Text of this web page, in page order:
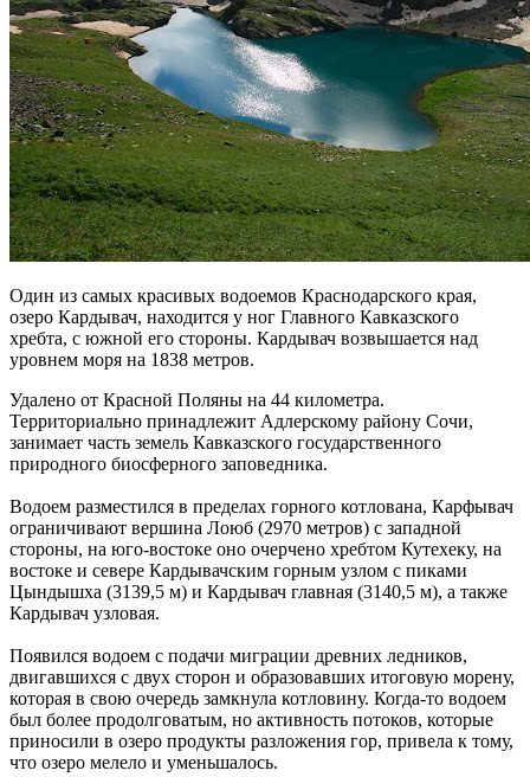
Один из самых красивых водоемов Краснодарского края,
озеро Кардывач, находится у ног Главного Кавказского
хребта, с южной его стороны. Кардывач возвышается над
уровнем моря на 1838 метров.
Удалено от Красной Поляны на 44 километра.
Территориально принадлежит Адлерскому району Сочи,
занимает часть земель Кавказского государственного
природного биосферного заповедника.
Водоем разместился в пределах горного котлована, Карфывач
ограничивают вершина Лоюб (2970 метров) с западной
стороны, на юго-востоке оно очерчено хребтом Кутехеку, на
востоке и севере Кардывачским горным узлом с пиками
Цындышха (3139,5 м) и Кардывач главная (3140,5 м), а также
Кардывач узловая.
Появился водоем с подачи миграции древних ледников,
двигавшихся с двух сторон и образовавших итоговую морену,
которая в свою очередь замкнула котловину. Когда-то водоем
был более продолговатым, но активность потоков, которые
приносили в озеро продукты разложения гор, привела к тому,
что озеро мелело и уменьшалось.